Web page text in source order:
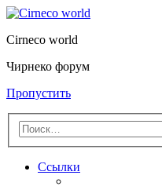
Cirneco world
Чирнеко форум
Пропустить
Ссылки